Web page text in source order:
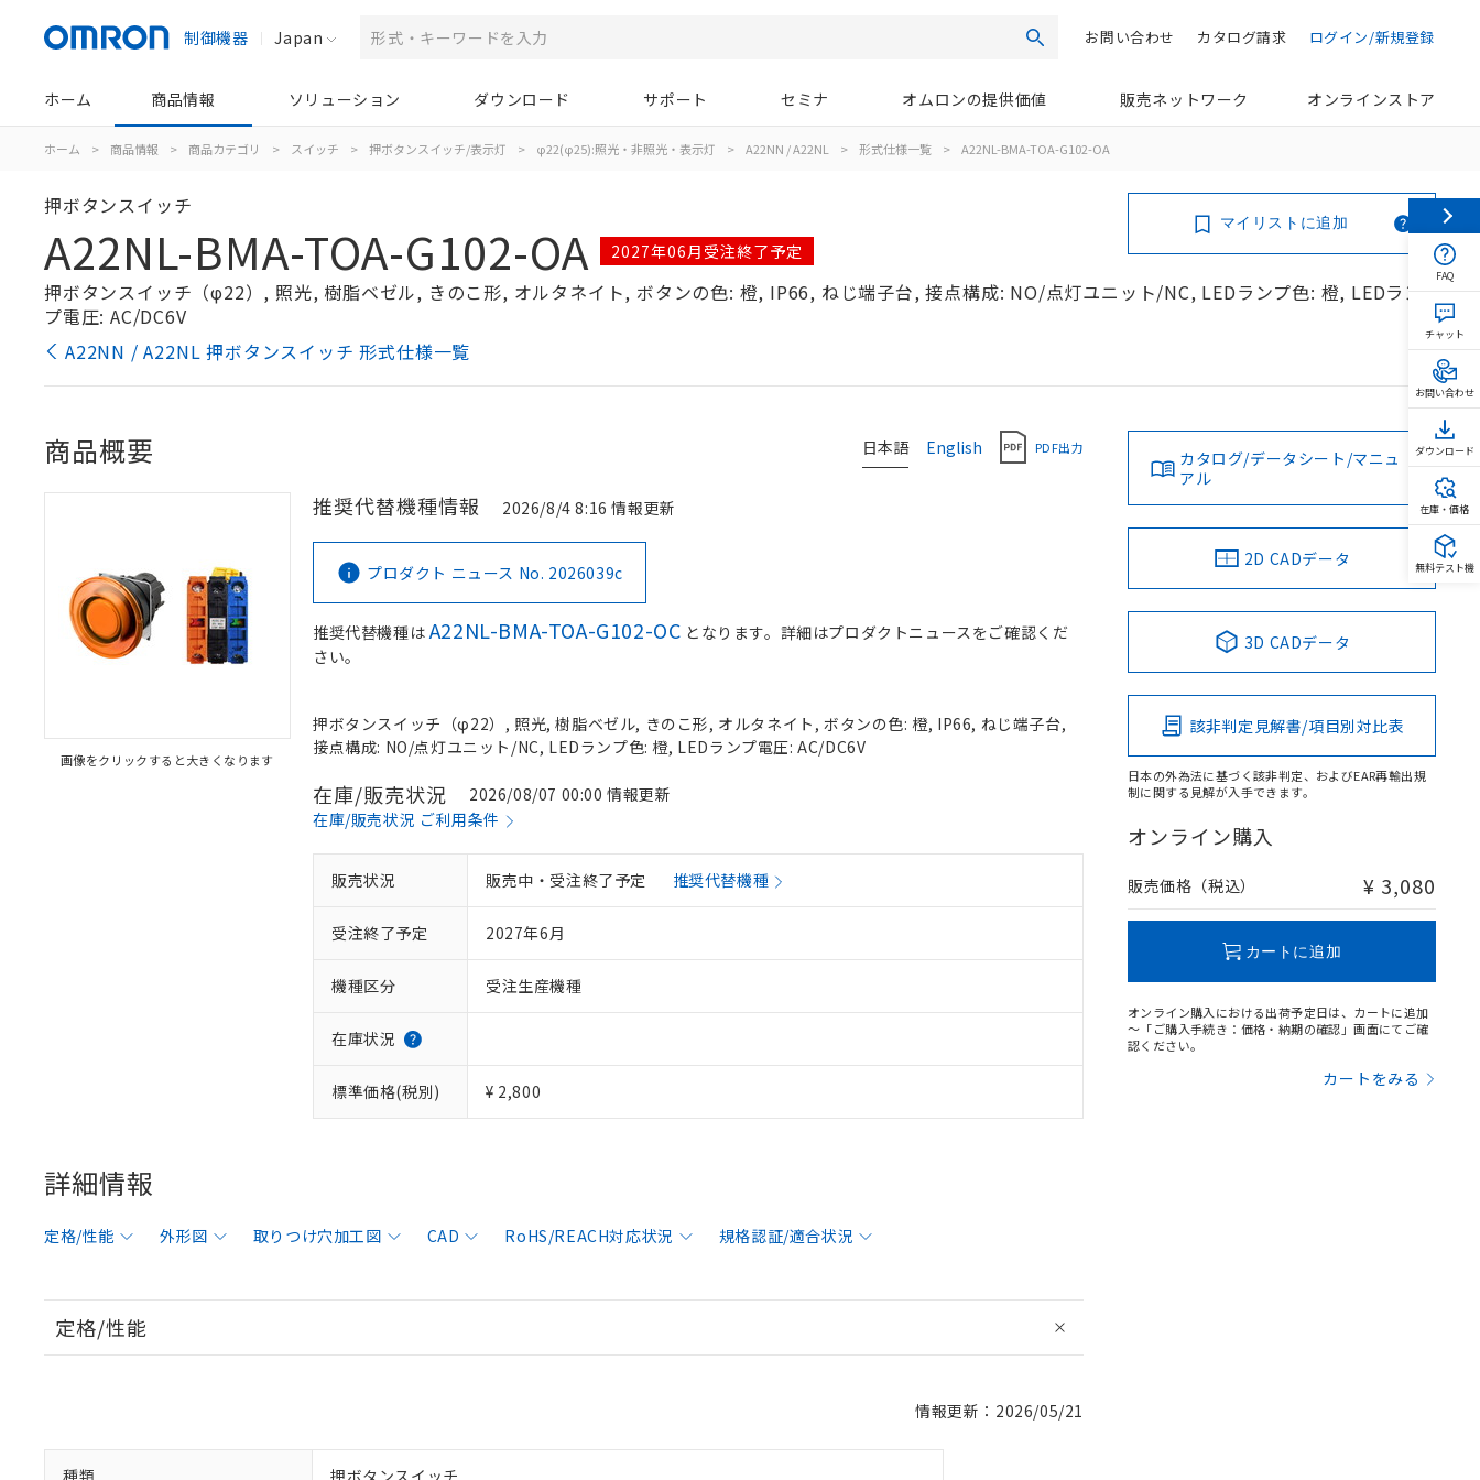
制御機器 Japan 検索 ログイン/新規登録
カタログ請求
お問い合わせ
ホーム 商品情報 ソリューション ダウンロード サポート セミナ オムロンの提供価値 販売ネットワーク オンラインストア
ホーム > 商品情報 > 商品カテゴリ > スイッチ > 押ボタンスイッチ/表示灯 > φ22(φ25):照光・非照光・表示灯 > A22NN / A22NL > 形式仕様一覧 > A22NL-BMA-TOA-G102-OA
押ボタンスイッチ
A22NL-BMA-TOA-G102-OA 2027年06月受注終了予定
押ボタンスイッチ（φ22）, 照光, 樹脂ベゼル, きのこ形, オルタネイト, ボタンの色: 橙, IP66, ねじ端子台, 接点構成: NO/点灯ユニット/NC, LEDランプ色: 橙, LEDラン
プ電圧: AC/DC6V
A22NN / A22NL 押ボタンスイッチ 形式仕様一覧
マイリストに追加
日本語 English PDF出力
商品概要
画像をクリックすると大きくなります
推奨代替機種情報 2026/8/4 8:16 情報更新
プロダクト ニュース No. 2026039c
推奨代替機種はA22NL-BMA-TOA-G102-OC となります。詳細はプロダクトニュースをご確認くだ
さい。
押ボタンスイッチ（φ22）, 照光, 樹脂ベゼル, きのこ形, オルタネイト, ボタンの色: 橙, IP66, ねじ端子台,
接点構成: NO/点灯ユニット/NC, LEDランプ色: 橙, LEDランプ電圧: AC/DC6V
在庫/販売状況
2026/08/07 00:00 情報更新
在庫/販売状況 ご利用条件
販売状況 販売中・受注終了予定 推奨代替機種
受注終了予定 2027年6月
機種区分 受注生産機種
在庫状況
標準価格(税別) ¥ 2,800
詳細情報
定格/性能 外形図 取りつけ穴加工図 CAD RoHS/REACH対応状況 規格認証/適合状況
定格/性能
情報更新：2026/05/21
種類 押ボタンスイッチ
カタログ/データシート/マニュ
アル
2D CADデータ
3D CADデータ
該非判定見解書/項目別対比表
日本の外為法に基づく該非判定、およびEAR再輸出規
制に関する見解が入手できます。
オンライン購入
販売価格（税込） ¥ 3,080
カートに追加
オンライン購入における出荷予定日は、カートに追加
～「ご購入手続き：価格・納期の確認」画面にてご確
認ください。
カートをみる
FAQ
チャット
お問い合わせ
ダウンロード
在庫・価格
無料テスト機